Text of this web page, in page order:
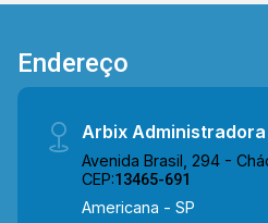
Endereço
Arbix Administradora
Avenida Brasil, 294 -
CEP:13465-691
Americana - SP